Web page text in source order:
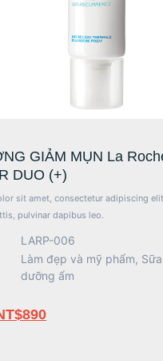
GIẢM MỤN La
DUO (+)
sit amet, consectetur adipiscing
pulvinar dapibus leo.
LARP-006
Làm đẹp và mỹ phẩm,
dưỡng ẩm
890